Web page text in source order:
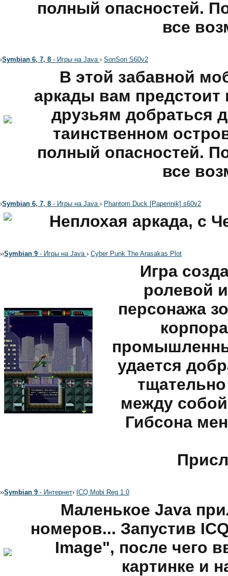
полный опасностей.
все
›Symbian 6, 7, 8 - Игры на Java › SonSon S60v2
В этой забавной
аркады вам
друзьям добраться
таинственном
полный опасностей.
все
›Symbian 6, 7, 8 - Игры на Java › Phantom Duck [Paperinik] s60v2
Неплохая аркада, с
››Symbian 9 - Игры на Java › Cyber Punk The Arasakas Plot
Игра
ролевой
персонажа
удается
между
Гибсона
››Symbian 9 - Интернет› ICQ Mobi Reg 1.0
Маленькое Java
номеров... Запустив
Image", после чего
картинке и